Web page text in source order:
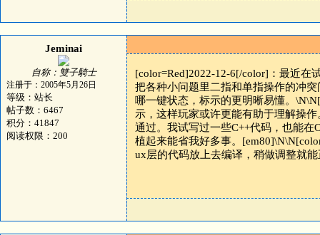
Jeminai
自称：雙子騎士
注册于：2005年5月26日
等级：站长
帖子数：6467
积分：41847
阅读权限：200
[color=Red]2022-12-6[/color]：最近在
把各种小问题里二指和单指操作的冲
哪一键状态，标示的更明晰易懂。
示，这样玩家或许更能有助于理解操
通过。我试写过一些C++代码，也能
植起来能省我好多事。
ux层的代码放上去编译，稍做调整就